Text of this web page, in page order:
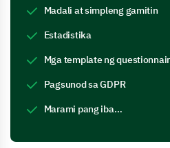
Madali at simpleng gamitin
Estadistika
Mga template ng
Pagsunod sa GDPR
Marami pang iba…